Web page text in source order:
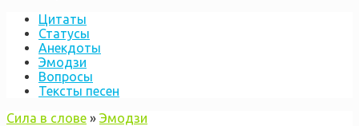
Цитаты
Статусы
Анекдоты
Эмодзи
Вопросы
Тексты песен
Сила в слове » Эмодзи